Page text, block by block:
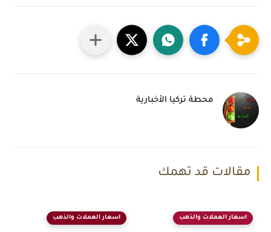
محطة تركيا الأخبارية
مقالات قد تهمك
اسعار العملات والذهب اسعار العملات والذهب